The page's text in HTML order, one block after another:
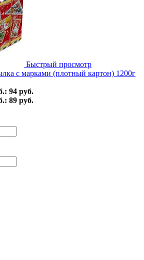
Быстрый просмотр
с марками (плотный картон) 1200г
94 руб.
89 руб.